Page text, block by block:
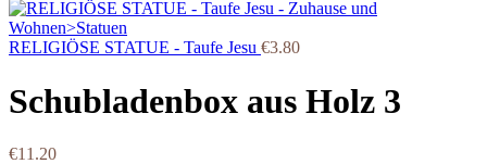
RELIGIÖSE STATUE - Taufe Jesu €3.80
Schubladenbox aus Holz 3
€11.20